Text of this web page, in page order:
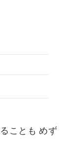
ことも めず